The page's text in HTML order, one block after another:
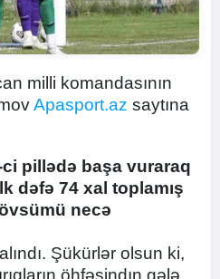
milli komandasının
Apasport.az saytına
pillədə başa vuraraq
dəfə 74 xal toplamış
necə
Şükürlər olsun ki,
öhfəsindın gələ